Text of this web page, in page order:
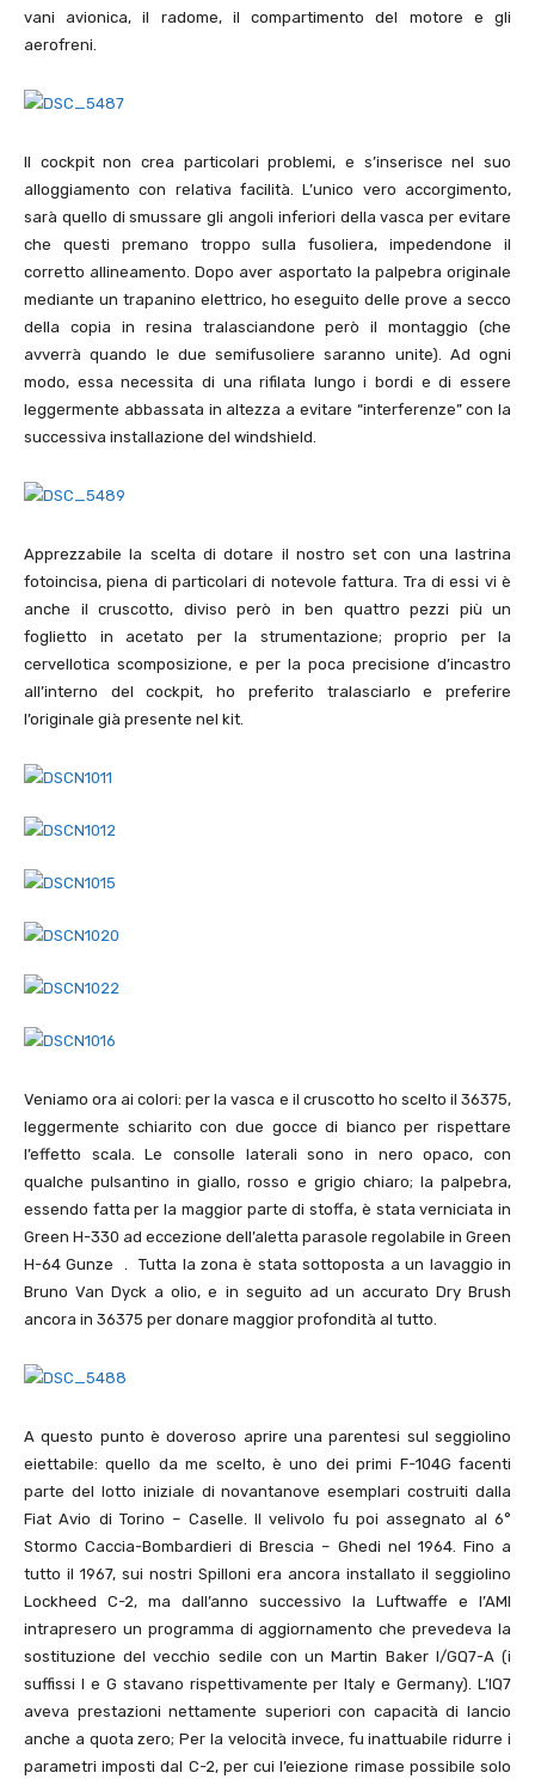
vani avionica, il radome, il compartimento del motore e gli
aerofreni.
Il cockpit non crea particolari problemi, e s’inserisce nel suo
alloggiamento con relativa facilità. L’unico vero accorgimento,
sarà quello di smussare gli angoli inferiori della vasca per evitare
che questi premano troppo sulla fusoliera, impedendone il
corretto allineamento. Dopo aver asportato la palpebra originale
mediante un trapanino elettrico, ho eseguito delle prove a secco
della copia in resina tralasciandone però il montaggio (che
avverrà quando le due semifusoliere saranno unite). Ad ogni
modo, essa necessita di una rifilata lungo i bordi e di essere
leggermente abbassata in altezza a evitare “interferenze” con la
successiva installazione del windshield.
Apprezzabile la scelta di dotare il nostro set con una lastrina
fotoincisa, piena di particolari di notevole fattura. Tra di essi vi è
anche il cruscotto, diviso però in ben quattro pezzi più un
foglietto in acetato per la strumentazione; proprio per la
cervellotica scomposizione, e per la poca precisione d’incastro
all’interno del cockpit, ho preferito tralasciarlo e preferire
l’originale già presente nel kit.
Veniamo ora ai colori: per la vasca e il cruscotto ho scelto il 36375,
leggermente schiarito con due gocce di bianco per rispettare
l’effetto scala. Le consolle laterali sono in nero opaco, con
qualche pulsantino in giallo, rosso e grigio chiaro; la palpebra,
essendo fatta per la maggior parte di stoffa, è stata verniciata in
Green H-330 ad eccezione dell’aletta parasole regolabile in Green
H-64 Gunze . Tutta la zona è stata sottoposta a un lavaggio in
Bruno Van Dyck a olio, e in seguito ad un accurato Dry Brush
ancora in 36375 per donare maggior profondità al tutto.
A questo punto è doveroso aprire una parentesi sul seggiolino
eiettabile: quello da me scelto, è uno dei primi F-104G facenti
parte del lotto iniziale di novantanove esemplari costruiti dalla
Fiat Avio di Torino – Caselle. Il velivolo fu poi assegnato al 6°
Stormo Caccia-Bombardieri di Brescia – Ghedi nel 1964. Fino a
tutto il 1967, sui nostri Spilloni era ancora installato il seggiolino
Lockheed C-2, ma dall’anno successivo la Luftwaffe e l’AMI
intrapresero un programma di aggiornamento che prevedeva la
sostituzione del vecchio sedile con un Martin Baker I/GQ7-A (i
suffissi I e G stavano rispettivamente per Italy e Germany). L’IQ7
aveva prestazioni nettamente superiori con capacità di lancio
anche a quota zero; Per la velocità invece, fu inattuabile ridurre i
parametri imposti dal C-2, per cui l’eiezione rimase possibile solo